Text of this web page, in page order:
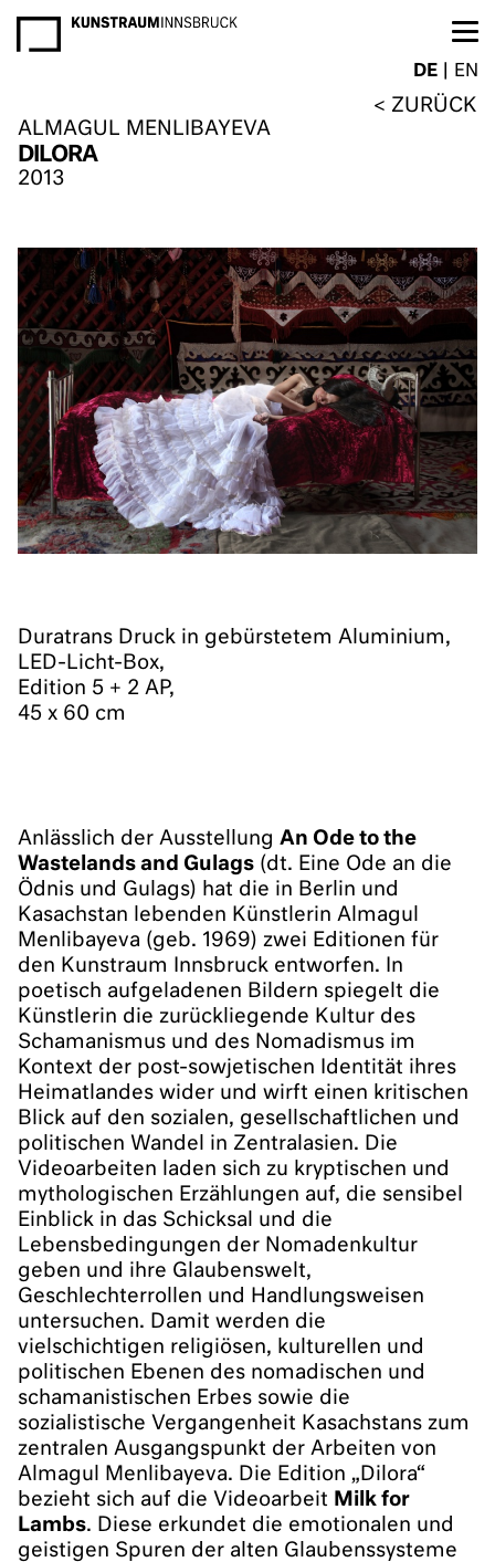
DE EN
ZURÜCK
ALMAGUL MENLIBAYEVA
DILORA
2013
Duratrans Druck in gebürstetem Aluminium,
LED-Licht-Box,
Edition 5 + 2 AP,
45 x 60 cm
Anlässlich der Ausstellung An Ode to the
Wastelands and Gulags(dt. Eine Ode an die
Ödnis und Gulags) hat die in Berlin und
Kasachstan lebenden Künstlerin Almagul
Menlibayeva (geb. 1969) zwei Editionen für
den Kunstraum Innsbruck entworfen. In
poetisch aufgeladenen Bildern spiegelt die
Künstlerin die zurückliegende Kultur des
Schamanismus und des Nomadismus im
Kontext der post-sowjetischen Identität ihres
Heimatlandes wider und wirft einen kritischen
Blick auf den sozialen, gesellschaftlichen und
politischen Wandel in Zentralasien. Die
Videoarbeiten laden sich zu kryptischen und
mythologischen Erzählungen auf, die sensibel
Einblick in das Schicksal und die
Lebensbedingungen der Nomadenkultur
geben und ihre Glaubenswelt,
Geschlechterrollen und Handlungsweisen
untersuchen. Damit werden die
vielschichtigen religiösen, kulturellen und
politischen Ebenen des nomadischen und
schamanistischen Erbes sowie die
sozialistische Vergangenheit Kasachstans zum
zentralen Ausgangspunkt der Arbeiten von
Almagul Menlibayeva. Die Edition „Dilora“
bezieht sich auf die Videoarbeit Milk for
Lambs. Diese erkundet die emotionalen und
geistigen Spuren der alten Glaubenssysteme